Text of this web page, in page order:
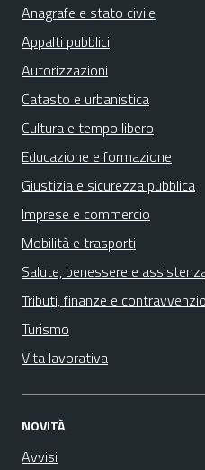
Anagrafe e stato civile
Appalti pubblici
Autorizzazioni
Catasto e urbanistica
Cultura e tempo libero
Educazione e formazione
Giustizia e sicurezza pubblica
Imprese e commercio
Mobilità e trasporti
Salute, benessere e
Tributi, finanze e
Turismo
Vita lavorativa
NOVITÀ
Avvisi